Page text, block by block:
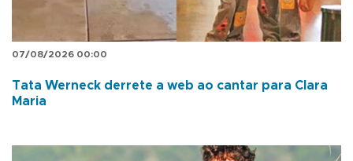
07/08/2026 00:00
Tata Werneck derrete a web ao cantar para Clara
Maria